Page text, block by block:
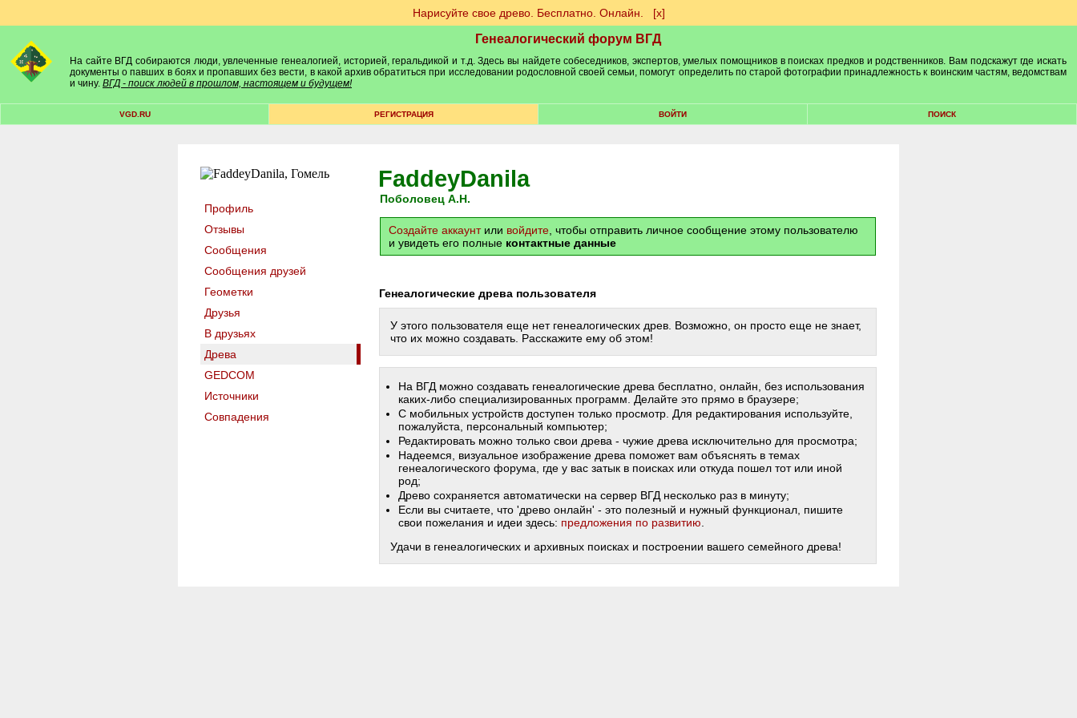
Нарисуйте свое древо. Бесплатно. Онлайн. [х]
Генеалогический форум ВГД
На сайте ВГД собираются люди, увлеченные генеалогией, историей, геральдикой и т.д. Здесь вы найдете собеседников, экспертов, умелых помощников в поисках предков и родственников. Вам подскажут где искать
документы о павших в боях и пропавших без вести, в какой архив обратиться при исследовании родословной своей семьи, помогут определить по старой фотографии принадлежность к воинским частям, ведомствам
и чину. ВГД - поиск людей в прошлом, настоящем и будущем!
VGD.RU РЕГИСТРАЦИЯ ВОЙТИ ПОИСК
Профиль
Отзывы
Сообщения
Сообщения друзей
Геометки
Друзья
В друзьях
Древа
GEDCOM
Источники
Совпадения
FaddeyDanila
Поболовец А.Н.
Создайте аккаунтили войдите , чтобы отправить личное сообщение этому пользователю
и увидеть его полные контактные данные
Генеалогические древа пользователя
У этого пользователя еще нет генеалогических древ. Возможно, он просто еще не знает,
что их можно создавать. Расскажите ему об этом!
На ВГД можно создавать генеалогические древа бесплатно, онлайн, без использования
каких-либо специализированных программ. Делайте это прямо в браузере;
С мобильных устройств доступен только просмотр. Для редактирования используйте,
пожалуйста, персональный компьютер;
Редактировать можно только свои древа - чужие древа исключительно для просмотра;
Надеемся, визуальное изображение древа поможет вам объяснять в темах
генеалогического форума, где у вас затык в поисках или откуда пошел тот или иной
род;
Древо сохраняется автоматически на сервер ВГД несколько раз в минуту;
Если вы считаете, что 'древо онлайн' - это полезный и нужный функционал, пишите
свои пожелания и идеи здесь: предложения по развитию
Удачи в генеалогических и архивных поисках и построении вашего семейного древа!